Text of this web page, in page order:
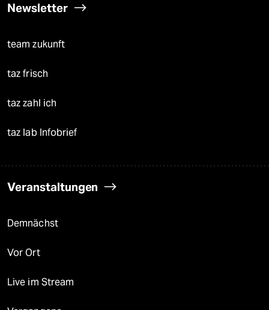
Newsletter
team zukunft
taz frisch
taz zahl ich
taz lab Infobrief
Veranstaltungen
Demnächst
Vor Ort
Live im Stream